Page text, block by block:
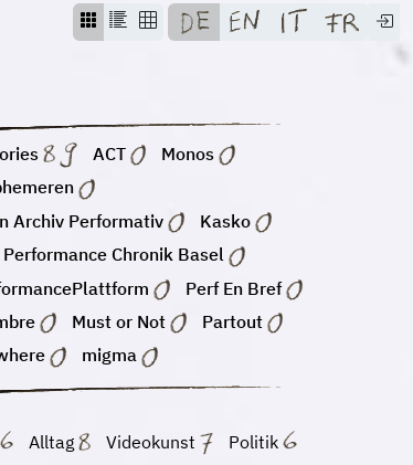
ACT
Monos
Archiv Performativ
Kasko
Performance Chronik Basel
Perf En Bref
Must or Not
Partout
migma
Alltag Videokunst
Politik